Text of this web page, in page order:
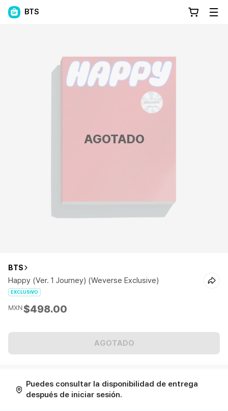
BTS
AGOTADO
BTS
Happy (Ver. 1 Journey) (Weverse Exclusive)
EXCLUSIVO
MXN$498.00
AGOTADO
Puedes consultar la disponibilidad de entrega
después de iniciar sesión.